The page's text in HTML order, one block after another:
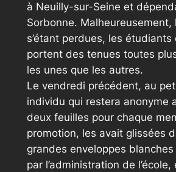
à Neuilly-sur-Seine et
Sorbonne.
s’étant perdues, les étudiants
portent des tenues toutes
les unes que les autres.
Le vendredi précédent, au
individu qui restera anonyme
deux feuilles pour chaque
promotion, les avait glissées
grandes enveloppes
par l’administration de